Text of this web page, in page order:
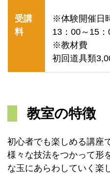
受講
料
※体験開催日
13：00～15：
※教材費
初回道具類
教室の特徴
初心者でも楽しめる講座
様々な技法をつかって形
な玉にあらわしていく楽